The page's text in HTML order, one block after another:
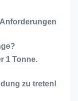
1 Tonne.
zu treten!